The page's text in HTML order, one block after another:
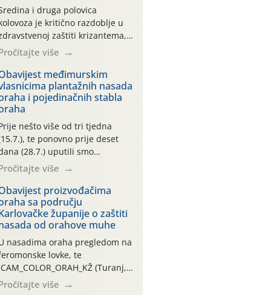
i druga polovica
je kritično razdoblje u
zaštiti krizantema,
prije zamračivanja u proteklom
smo mjesecu tri puta upućivali
o preventivnim
zaštite krizantema od
uzročnika bolesti,
i fito-fagnih grinja (23.7.,
06.7.)! Na početku ovog
je zabilježeno je
i ekstremno vruće
razdoblje, uz
temperature […]
više
međimurskim
plantažnih nasada
i pojedinačnih stabla
nešto više od tri tjedna
te ponovno prije deset
(28.7.) uputili smo
vlasnicima plantažnih
nasada oraha i pojedinačnih
o početku leta i
potrebi usmjerenog
orahove muhe
completa)! Već
dana traje drugi
“toplinski udar”, koji
naročito izražen zadnja šest
(31.7.-05.8.), jer najviše
zraka svakodnevno
više
proizvođačima
sa području
županije o zaštiti
od orahove muhe
nasadima oraha pregledom na
lovke, te
CAM_COLOR_ORAH_KŽ (Turanj,
zabilježena je mala
više